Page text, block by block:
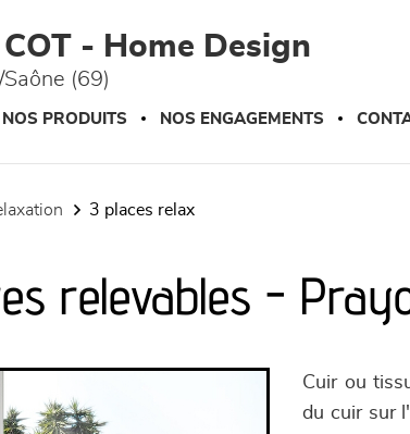
COT - Home Design
(69)
NOS PRODUITS NOS ENGAGEMENTS
3 places relax
relevables -
Cuir ou
du cuir sur